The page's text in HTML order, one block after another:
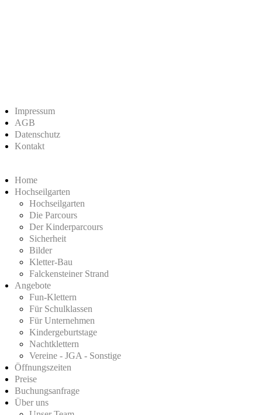
Impressum
AGB
Datenschutz
Kontakt
Home
Hochseilgarten
Hochseilgarten
Die Parcours
Der Kinderparcours
Sicherheit
Bilder
Kletter-Bau
Falckensteiner Strand
Angebote
Fun-Klettern
Für Schulklassen
Für Unternehmen
Kindergeburtstage
Nachtklettern
Vereine - JGA - Sonstige
Öffnungszeiten
Preise
Buchungsanfrage
Über uns